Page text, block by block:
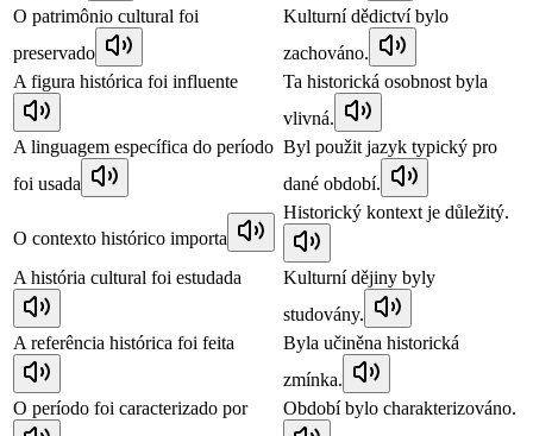
O patrimônio cultural foi
preservado
Kulturní dědictví bylo
zachováno.
A figura histórica foi influente
Ta historická osobnost byla
vlivná.
A linguagem específica do período
foi usada
Byl použit jazyk typický pro
dané období.
O contexto histórico importa
Historický kontext je důležitý.
A história cultural foi estudada
Kulturní dějiny byly
studovány.
A referência histórica foi feita
Byla učiněna historická
zmínka.
O período foi caracterizado por
Období bylo charakterizováno.